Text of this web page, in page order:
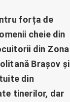
forța de
cheie din
din Zona
Brașov și
din
tinerilor, dar